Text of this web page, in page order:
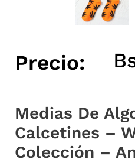
Precio:
Medias De
Calcetines –
Colección –